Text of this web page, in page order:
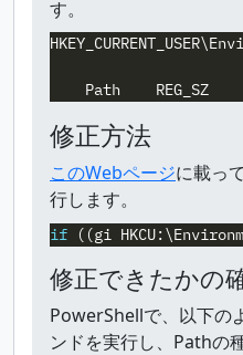
す。
Path REG_SZ
修正方法
このWebページに載っ
行します。
if ((gi
修正できたかの
PowerShellで、以下の
ンドを実行し、Pathの